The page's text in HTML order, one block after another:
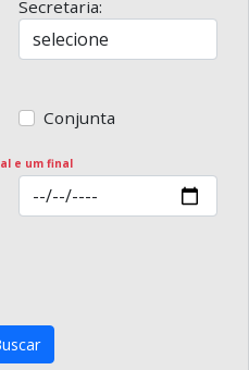
Secretaria:
Conjunta
e um final